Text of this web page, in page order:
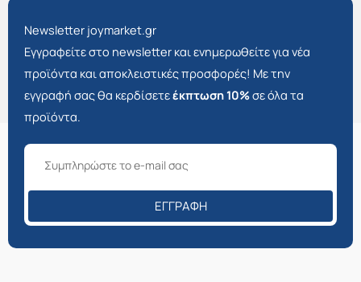
Newsletter joymarket.gr
Εγγραφείτε στο newsletter και ενημερωθείτε για νέα
προϊόντα και αποκλειστικές προσφορές! Με την
εγγραφή σας θα κερδίσετεέκπτωση 10%σε όλα τα
προϊόντα.
ΕΓΓΡΑΦΉ